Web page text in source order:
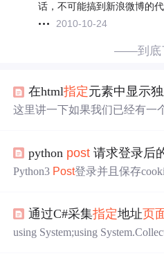
话，不可能搞到新浪微博的代
2010-10-24
——到
在html指定元素中显示
这里讲一下如果我们已经有一
n"&gt; &lt;head&gt; &lt;meta charset="utf-8" /&gt; &lt;title&gt;t
est&lt;/title&gt;
python post 请求登录后
Python3 Post登录并且保存
re#登录页面url = "http://
通过C#采集指定地址页
using System;using